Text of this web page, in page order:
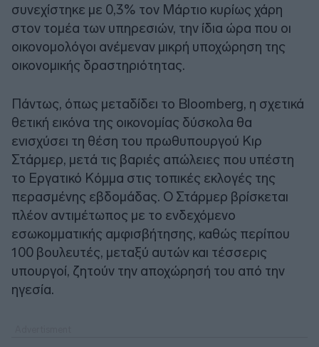
συνεχίστηκε με 0,3% τον Μάρτιο κυρίως χάρη
στον τομέα των υπηρεσιών, την ίδια ώρα που οι
οικονομολόγοι ανέμεναν μικρή υποχώρηση της
οικονομικής δραστηριότητας.
Πάντως, όπως μεταδίδει το Bloomberg, η σχετικά
θετική εικόνα της οικονομίας δύσκολα θα
ενισχύσει τη θέση του πρωθυπουργού Κιρ
Στάρμερ, μετά τις βαριές απώλειες που υπέστη
το Εργατικό Κόμμα στις τοπικές εκλογές της
περασμένης εβδομάδας. Ο Στάρμερ βρίσκεται
πλέον αντιμέτωπος με το ενδεχόμενο
εσωκομματικής αμφισβήτησης, καθώς περίπου
100 βουλευτές, μεταξύ αυτών και τέσσερις
υπουργοί, ζητούν την αποχώρησή του από την
ηγεσία.